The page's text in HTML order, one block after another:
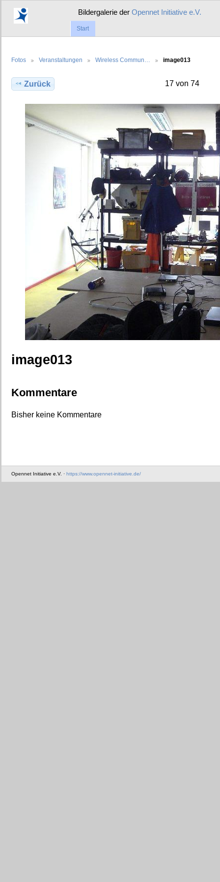
Bildergalerie derOpennet Initiative e.V.
Start
Fotos Veranstaltungen Wireless Commun… image013
Zurück 17 von 74
image013
Kommentare
Bisher keine Kommentare
Opennet Initiative e.V. · https://www.opennet-initiative.de/